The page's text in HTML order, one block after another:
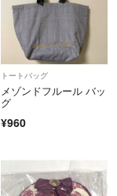
トートバッグ
メゾンドフルール バッ
グ
¥960